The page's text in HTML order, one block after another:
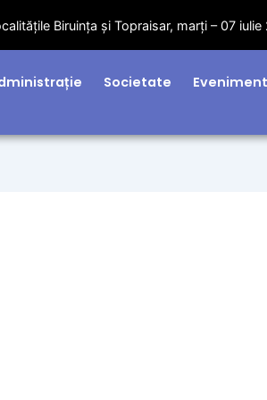
Biruința și Topraisar, marți – 07 iulie
Societate